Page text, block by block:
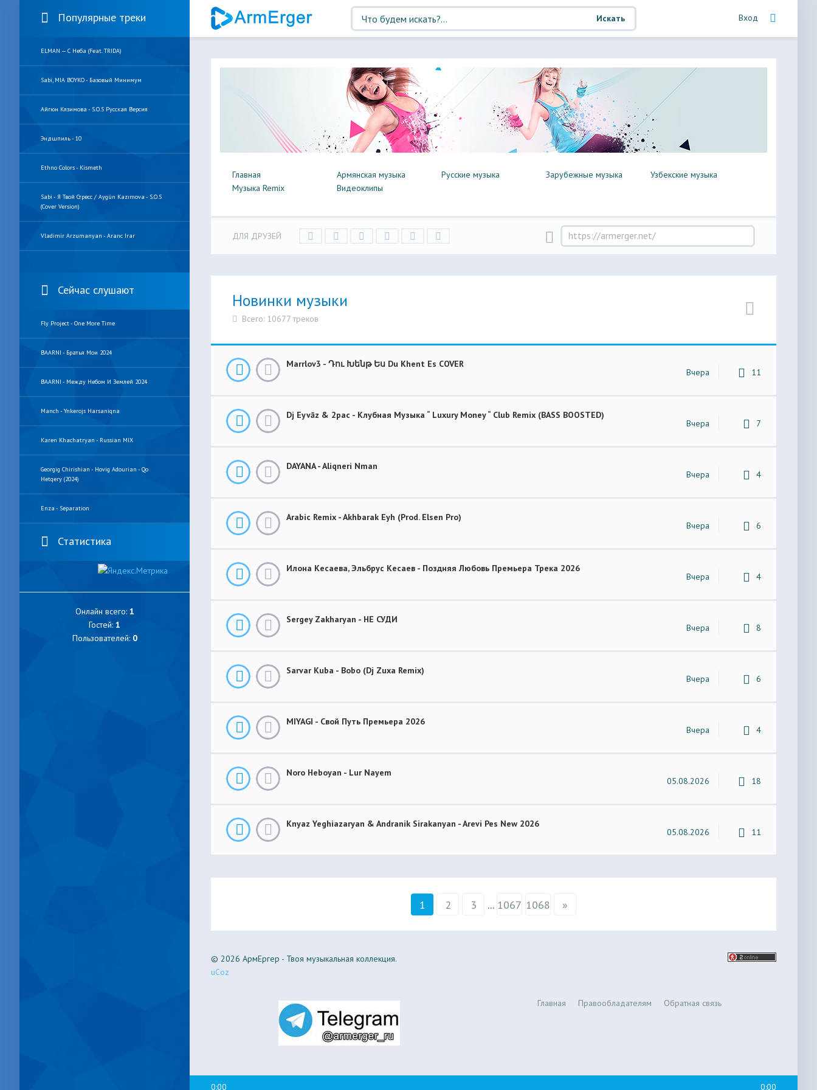
Популярные треки
ELMAN — С Неба (feat. TRIDA)
Sabi, MIA BOYKO - Базовый Минимум
Айгюн Кязимова - S.O.S Русская Версия
Эндшпиль - 10
Ethno Colors - Kismeth
Sabi - Я Твой Стресс / Aygün Kazımova - S.O.S
(Cover Version)
Vladimir Arzumanyan - Aranc Irar
Сейчас слушают
Fly Project - One More Time
BAARNI - Братья Мои 2024
BAARNI - Между Небом И Землей 2024
Manch - Ynkerojs Harsaniqna
Karen Khachatryan - Russian MIX
Georgig Chirishian - Hovig Adourian - Qo
Hetqery (2024)
Enza - Separation
Статистика
Онлайн всего: 1
Гостей: 1
Пользователей: 0
Искать Вход
Главная Армянская музыка Русские музыка Зарубежные музыка
Узбекские музыка
Музыка Remix
Видеоклипы
ДЛЯ ДРУЗЕЙ
Новинки музыки
Всего: 10677 треков
Marrlov3 - Դու Խենթ Ես Du Khent Es COVER
Вчера 11
Dj Eyvāz & 2pac - Клубная Музыка “ Luxury Money “ Club Remix (BASS BOOSTED)
Вчера 7
DAYANA - Aliqneri Nman
Вчера 4
Arabic Remix - Akhbarak Eyh (Prod. Elsen Pro)
Вчера 6
Илона Кесаева, Эльбрус Кесаев - Поздняя Любовь Премьера Трека 2026
Вчера 4
Sergey Zakharyan - НЕ СУДИ
Вчера 8
Sarvar Kuba - Bobo (Dj Zuxa Remix)
Вчера 6
MIYAGI - Свой Путь Премьера 2026
Вчера 4
Noro Heboyan - Lur Nayem
05.08.2026 18
Knyaz Yeghiazaryan & Andranik Sirakanyan - Arevi Pes New 2026
05.08.2026 11
1 2 3 ... 1067 1068 »
© 2026 АрмЕргер - Твоя музыкальная коллекция.
uCoz
Главная Правообладателям Обратная связь
0:00 0:00